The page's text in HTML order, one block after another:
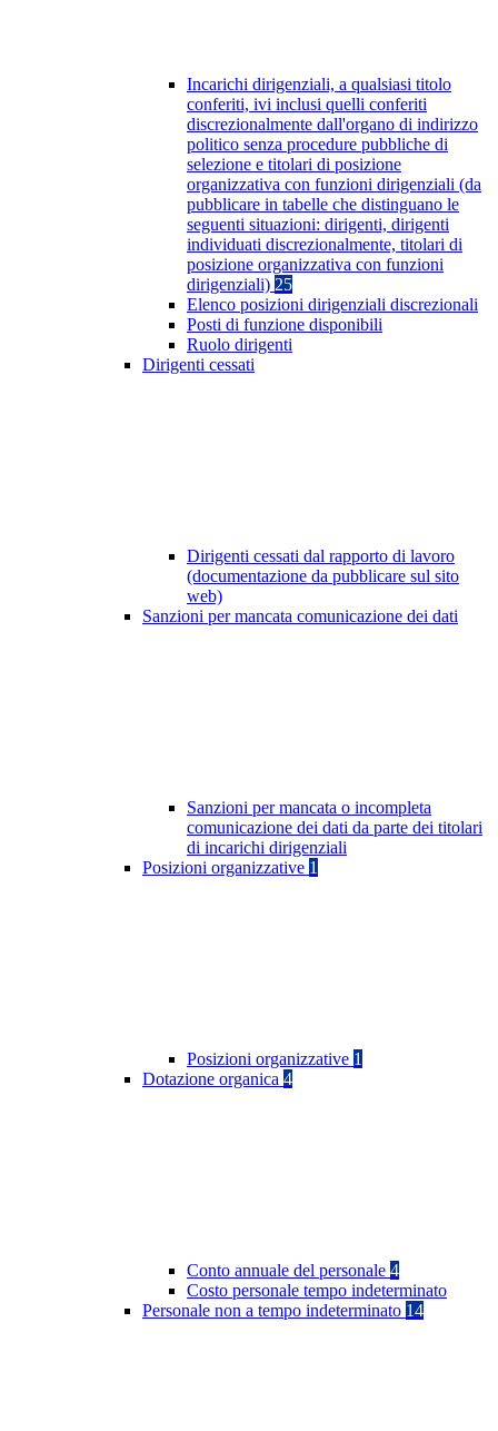
Incarichi dirigenziali, a qualsiasi titolo
conferiti, ivi inclusi quelli conferiti
discrezionalmente dall'organo di indirizzo
politico senza procedure pubbliche di
selezione e titolari di posizione
organizzativa con funzioni dirigenziali (da
pubblicare in tabelle che distinguano le
seguenti situazioni: dirigenti, dirigenti
individuati discrezionalmente, titolari di
posizione organizzativa con funzioni
dirigenziali) 25
Elenco posizioni dirigenziali discrezionali
Posti di funzione disponibili
Ruolo dirigenti
Dirigenti cessati
Dirigenti cessati dal rapporto di lavoro
(documentazione da pubblicare sul sito
web)
Sanzioni per mancata comunicazione dei dati
Sanzioni per mancata o incompleta
comunicazione dei dati da parte dei titolari
di incarichi dirigenziali
Posizioni organizzative 1
Posizioni organizzative 1
Dotazione organica 4
Conto annuale del personale 4
Costo personale tempo indeterminato
Personale non a tempo indeterminato 14